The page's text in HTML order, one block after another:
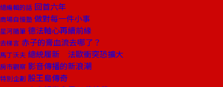
總編輯的話 回首六年
商場自慢塾 做對每一件小事
星河隨筆 德法軸心再續前緣
去梯言 赤子的膏血流去哪了？
馬丁沃夫 總統履新 法歐衝突恐擴大
房市觀察 影音傳播的新浪潮
特別企劃 股王島傳奇